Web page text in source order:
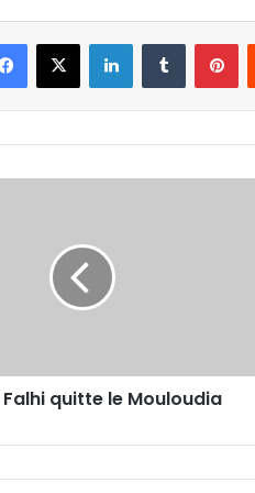
Facebook
X LinkedinTumblr
Falhi quitte le Mouloudia